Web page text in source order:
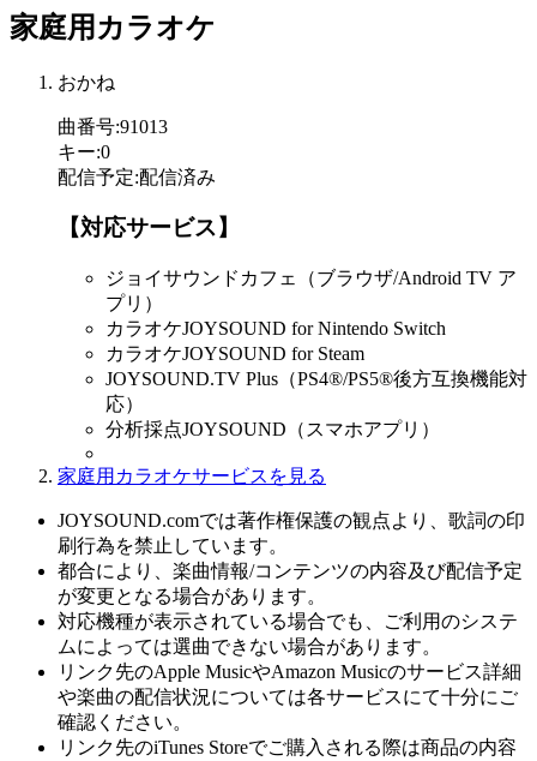
家庭用カラオケ
おかね
曲番号:91013
キー:0
配信予定:配信済み
【対応サービス】
ジョイサウンドカフェ（ブラウザ/Android TV ア
プリ）
カラオケJOYSOUND for Nintendo Switch
カラオケJOYSOUND for Steam
JOYSOUND.TV Plus（PS4®/PS5®後方互換機能対
応）
分析採点JOYSOUND（スマホアプリ）
家庭用カラオケサービスを見る
JOYSOUND.comでは著作権保護の観点より、歌詞の印
刷行為を禁止しています。
都合により、楽曲情報/コンテンツの内容及び配信予定
が変更となる場合があります。
対応機種が表示されている場合でも、ご利用のシステ
ムによっては選曲できない場合があります。
リンク先のApple MusicやAmazon Musicのサービス詳細
や楽曲の配信状況については各サービスにて十分にご
確認ください。
リンク先のiTunes Storeでご購入される際は商品の内容